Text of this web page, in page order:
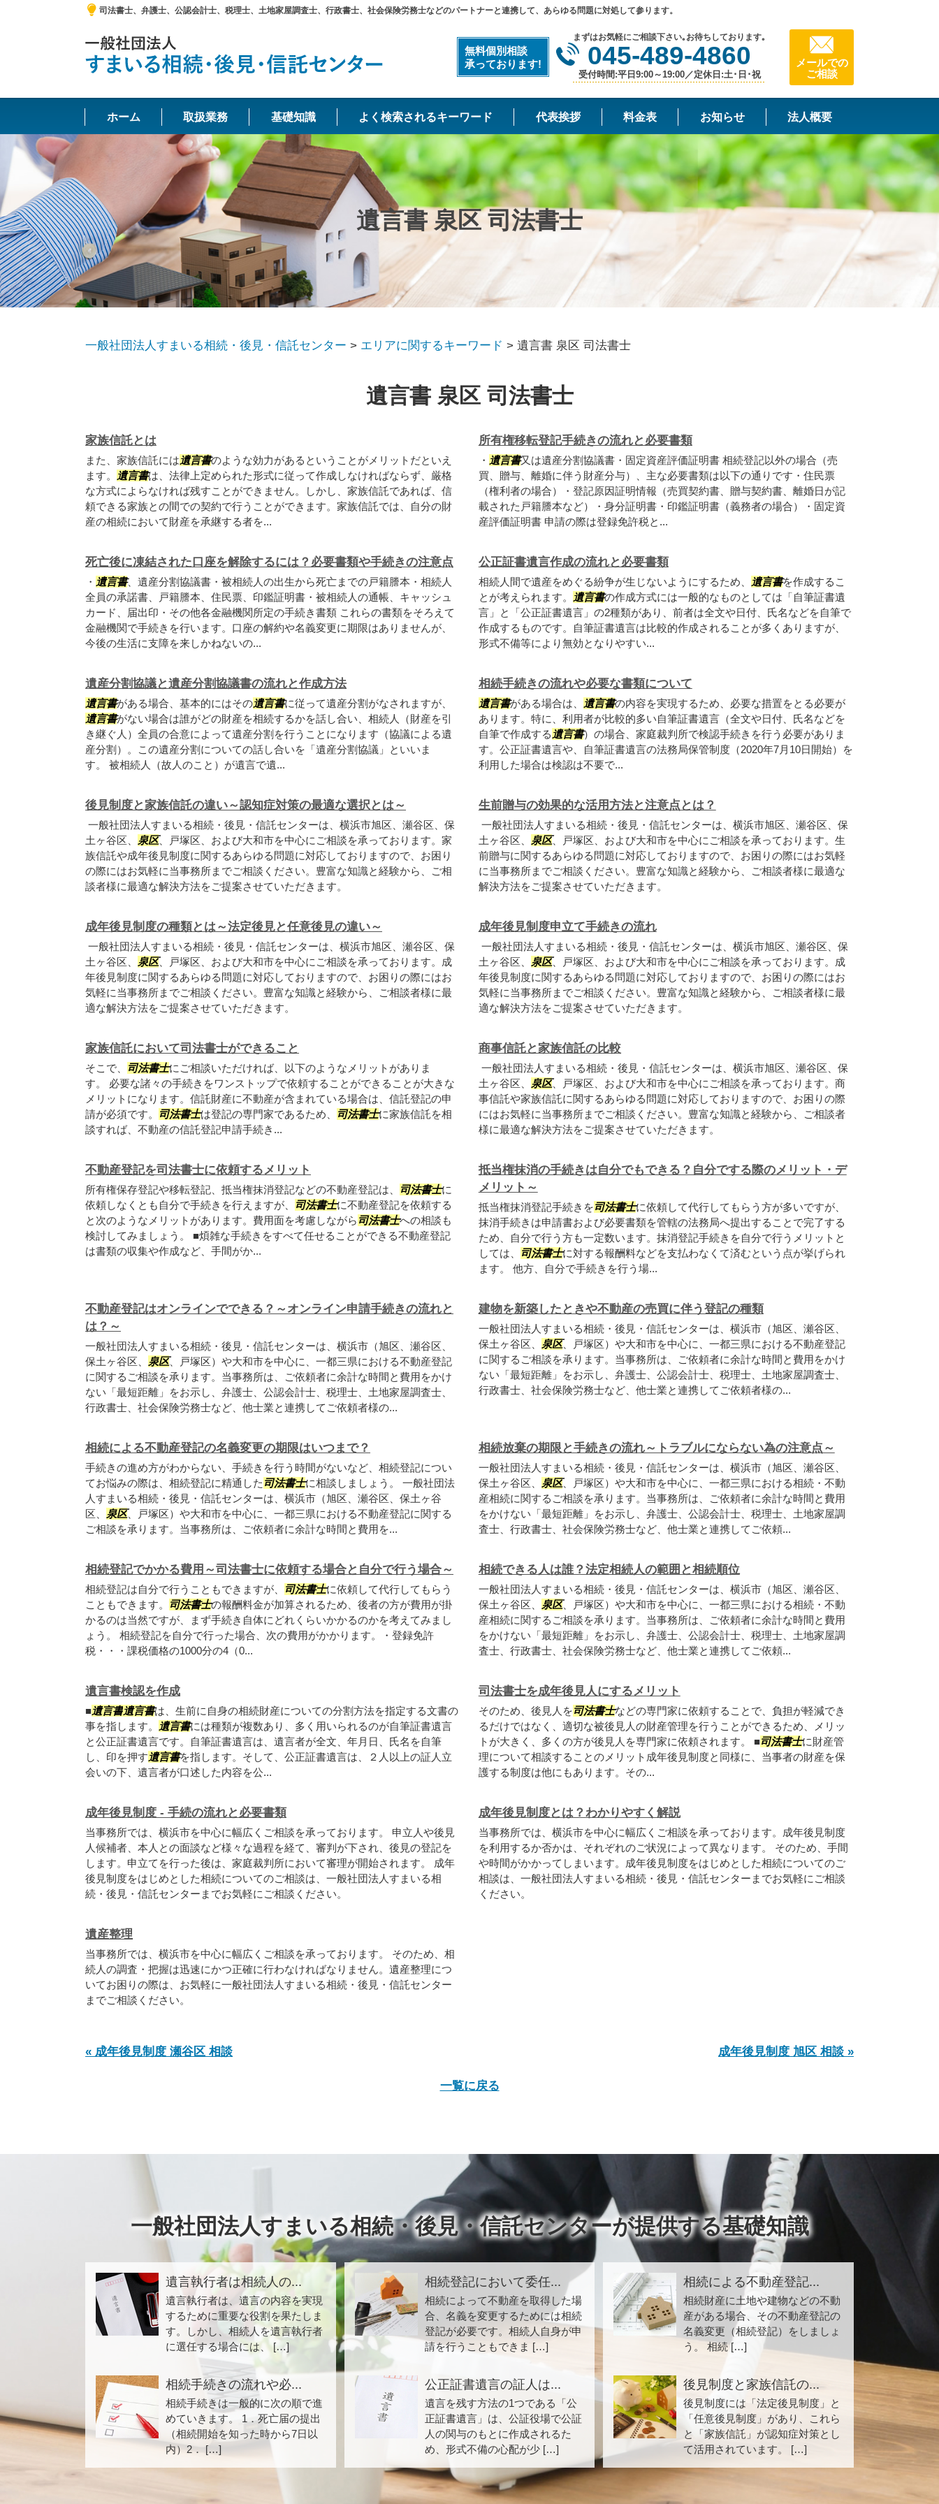
遺言書 泉区 司法書士
司法書士、弁護士、公認会計士、税理士、土地家屋調査士、行政書士、社会保険労務士などのパートナーと連携して、あらゆる問題に対処して参ります。
無料個別相談
承っております!
まずはお気軽にご相談下さい｡お待ちしております｡
045-489-4860
受付時間:平日9:00～19:00／定休日:土･日･祝
メールでの
ご相談
ホーム 取扱業務 基礎知識 よく検索されるキーワード 代表挨拶 料金表 お知らせ 法人概要
一般社団法人すまいる相続・後見・信託センター > エリアに関するキーワード > 遺言書 泉区 司法書士
遺言書 泉区 司法書士
家族信託とは
また、家族信託には遺言書のような効力があるということがメリットだといえ
ます。
遺言書は、法律上定められた形式に従って作成しなければならず、厳格
な方式によらなければ残すことができません。しかし、家族信託であれば、信
頼できる家族との間での契約で行うことができます。家族信託では、自分の財
産の相続において財産を承継する者を...
所有権移転登記手続きの流れと必要書類
・ 遺言書又は遺産分割協議書・固定資産評価証明書 相続登記以外の場合（売
買、贈与、離婚に伴う財産分与）、主な必要書類は以下の通りです・住民票
（権利者の場合）・登記原因証明情報（売買契約書、贈与契約書、離婚日が記
載された戸籍謄本など）・身分証明書・印鑑証明書（義務者の場合）・固定資
産評価証明書 申請の際は登録免許税と...
死亡後に凍結された口座を解除するには？必要書類や手続きの注意点
・ 遺言書、遺産分割協議書・被相続人の出生から死亡までの戸籍謄本・相続人
全員の承諾書、戸籍謄本、住民票、印鑑証明書・被相続人の通帳、キャッシュ
カード、届出印・その他各金融機関所定の手続き書類 これらの書類をそろえて
金融機関で手続きを行います。口座の解約や名義変更に期限はありませんが、
今後の生活に支障を来しかねないの...
公正証書遺言作成の流れと必要書類
相続人間で遺産をめぐる紛争が生じないようにするため、 遺言書を作成するこ
とが考えられます。
遺言書の作成方式には一般的なものとしては「自筆証書遺
言」と「公正証書遺言」の2種類があり、前者は全文や日付、氏名などを自筆で
作成するものです。自筆証書遺言は比較的作成されることが多くありますが、
形式不備等により無効となりやすい...
遺産分割協議と遺産分割協議書の流れと作成方法
遺言書がある場合、基本的にはその遺言書に従って遺産分割がなされますが、
遺言書がない場合は誰がどの財産を相続するかを話し合い、相続人（財産を引
き継ぐ人）全員の合意によって遺産分割を行うことになります（協議による遺
産分割）。この遺産分割についての話し合いを「遺産分割協議」といいま
す。 被相続人（故人のこと）が遺言で遺...
相続手続きの流れや必要な書類について
遺言書がある場合は、 遺言書の内容を実現するため、必要な措置をとる必要が
あります。特に、利用者が比較的多い自筆証書遺言（全文や日付、氏名などを
自筆で作成する 遺言書）の場合、家庭裁判所で検認手続きを行う必要がありま
す。公正証書遺言や、自筆証書遺言の法務局保管制度（2020年7月10日開始）を
利用した場合は検認は不要で...
後見制度と家族信託の違い～認知症対策の最適な選択とは～
一般社団法人すまいる相続・後見・信託センターは、横浜市旭区、瀬谷区、保
土ヶ谷区、
泉区、戸塚区、および大和市を中心にご相談を承っております。家
族信託や成年後見制度に関するあらゆる問題に対応しておりますので、お困り
の際にはお気軽に当事務所までご相談ください。豊富な知識と経験から、ご相
談者様に最適な解決方法をご提案させていただきます。
生前贈与の効果的な活用方法と注意点とは？
一般社団法人すまいる相続・後見・信託センターは、横浜市旭区、瀬谷区、保
土ヶ谷区、
泉区、戸塚区、および大和市を中心にご相談を承っております。生
前贈与に関するあらゆる問題に対応しておりますので、お困りの際にはお気軽
に当事務所までご相談ください。豊富な知識と経験から、ご相談者様に最適な
解決方法をご提案させていただきます。
成年後見制度の種類とは～法定後見と任意後見の違い～
一般社団法人すまいる相続・後見・信託センターは、横浜市旭区、瀬谷区、保
土ヶ谷区、
泉区、戸塚区、および大和市を中心にご相談を承っております。成
年後見制度に関するあらゆる問題に対応しておりますので、お困りの際にはお
気軽に当事務所までご相談ください。豊富な知識と経験から、ご相談者様に最
適な解決方法をご提案させていただきます。
成年後見制度申立て手続きの流れ
一般社団法人すまいる相続・後見・信託センターは、横浜市旭区、瀬谷区、保
土ヶ谷区、
泉区、戸塚区、および大和市を中心にご相談を承っております。成
年後見制度に関するあらゆる問題に対応しておりますので、お困りの際にはお
気軽に当事務所までご相談ください。豊富な知識と経験から、ご相談者様に最
適な解決方法をご提案させていただきます。
家族信託において司法書士ができること
そこで、 司法書士にご相談いただければ、以下のようなメリットがありま
す。 必要な諸々の手続きをワンストップで依頼することができることが大きな
メリットになります。信託財産に不動産が含まれている場合は、信託登記の申
請が必須です。
司法書士は登記の専門家であるため、 司法書士に家族信託を相
談すれば、不動産の信託登記申請手続き...
商事信託と家族信託の比較
一般社団法人すまいる相続・後見・信託センターは、横浜市旭区、瀬谷区、保
土ヶ谷区、
泉区、戸塚区、および大和市を中心にご相談を承っております。商
事信託や家族信託に関するあらゆる問題に対応しておりますので、お困りの際
にはお気軽に当事務所までご相談ください。豊富な知識と経験から、ご相談者
様に最適な解決方法をご提案させていただきます。
不動産登記を司法書士に依頼するメリット
所有権保存登記や移転登記、抵当権抹消登記などの不動産登記は、 司法書士に
依頼しなくとも自分で手続きを行えますが、
司法書士に不動産登記を依頼する
と次のようなメリットがあります。費用面を考慮しながら 司法書士への相談も
検討してみましょう。 ■煩雑な手続きをすべて任せることができる不動産登記
は書類の収集や作成など、手間がか...
抵当権抹消の手続きは自分でもできる？自分でする際のメリット・デ
メリット～
抵当権抹消登記手続きを司法書士に依頼して代行してもらう方が多いですが、
抹消手続きは申請書および必要書類を管轄の法務局へ提出することで完了する
ため、自分で行う方も一定数います。抹消登記手続きを自分で行うメリットと
しては、
司法書士に対する報酬料などを支払わなくて済むという点が挙げられ
ます。 他方、自分で手続きを行う場...
不動産登記はオンラインでできる？～オンライン申請手続きの流れと
は？～
一般社団法人すまいる相続・後見・信託センターは、横浜市（旭区、瀬谷区、
保土ヶ谷区、
泉区、戸塚区）や大和市を中心に、一都三県における不動産登記
に関するご相談を承ります。当事務所は、ご依頼者に余計な時間と費用をかけ
ない「最短距離」をお示し、弁護士、公認会計士、税理士、土地家屋調査士、
行政書士、社会保険労務士など、他士業と連携してご依頼者様の...
建物を新築したときや不動産の売買に伴う登記の種類
一般社団法人すまいる相続・後見・信託センターは、横浜市（旭区、瀬谷区、
保土ヶ谷区、
泉区、戸塚区）や大和市を中心に、一都三県における不動産登記
に関するご相談を承ります。当事務所は、ご依頼者に余計な時間と費用をかけ
ない「最短距離」をお示し、弁護士、公認会計士、税理士、土地家屋調査士、
行政書士、社会保険労務士など、他士業と連携してご依頼者様の...
相続による不動産登記の名義変更の期限はいつまで？
手続きの進め方がわからない、手続きを行う時間がないなど、相続登記につい
てお悩みの際は、相続登記に精通した 司法書士に相談しましょう。 一般社団法
人すまいる相続・後見・信託センターは、横浜市（旭区、瀬谷区、保土ヶ谷
区、
泉区、戸塚区）や大和市を中心に、一都三県における不動産登記に関する
ご相談を承ります。当事務所は、ご依頼者に余計な時間と費用を...
相続放棄の期限と手続きの流れ～トラブルにならない為の注意点～
一般社団法人すまいる相続・後見・信託センターは、横浜市（旭区、瀬谷区、
保土ヶ谷区、
泉区、戸塚区）や大和市を中心に、一都三県における相続・不動
産相続に関するご相談を承ります。当事務所は、ご依頼者に余計な時間と費用
をかけない「最短距離」をお示し、弁護士、公認会計士、税理士、土地家屋調
査士、行政書士、社会保険労務士など、他士業と連携してご依頼...
相続登記でかかる費用～司法書士に依頼する場合と自分で行う場合～
相続登記は自分で行うこともできますが、 司法書士に依頼して代行してもらう
こともできます。
司法書士の報酬料金が加算されるため、後者の方が費用が掛
かるのは当然ですが、まず手続き自体にどれくらいかかるのかを考えてみまし
ょう。 相続登記を自分で行った場合、次の費用がかかります。・登録免許
税・・・課税価格の1000分の4（0...
相続できる人は誰？法定相続人の範囲と相続順位
一般社団法人すまいる相続・後見・信託センターは、横浜市（旭区、瀬谷区、
保土ヶ谷区、
泉区、戸塚区）や大和市を中心に、一都三県における相続・不動
産相続に関するご相談を承ります。当事務所は、ご依頼者に余計な時間と費用
をかけない「最短距離」をお示し、弁護士、公認会計士、税理士、土地家屋調
査士、行政書士、社会保険労務士など、他士業と連携してご依頼...
遺言書検認を作成
■遺言書遺言書は、生前に自身の相続財産についての分割方法を指定する文書の
事を指します。
遺言書には種類が複数あり、多く用いられるのが自筆証書遺言
と公正証書遺言です。自筆証書遺言は、遺言者が全文、年月日、氏名を自筆
し、印を押す遺言書を指します。そして、公正証書遺言は、２人以上の証人立
会いの下、遺言者が口述した内容を公...
司法書士を成年後見人にするメリット
そのため、後見人を司法書士などの専門家に依頼することで、負担が軽減でき
るだけではなく、適切な被後見人の財産管理を行うことができるため、メリッ
トが大きく、多くの方が後見人を専門家に依頼されます。 ■司法書士に財産管
理について相談することのメリット成年後見制度と同様に、当事者の財産を保
護する制度は他にもあります。その...
成年後見制度 - 手続の流れと必要書類
当事務所では、横浜市を中心に幅広くご相談を承っております。 申立人や後見
人候補者、本人との面談など様々な過程を経て、審判が下され、後見の登記を
します。申立てを行った後は、家庭裁判所において審理が開始されます。 成年
後見制度をはじめとした相続についてのご相談は、一般社団法人すまいる相
続・後見・信託センターまでお気軽にご相談ください。
成年後見制度とは？わかりやすく解説
当事務所では、横浜市を中心に幅広くご相談を承っております。成年後見制度
を利用するか否かは、それぞれのご状況によって異なります。 そのため、手間
や時間がかかってしまいます。成年後見制度をはじめとした相続についてのご
相談は、一般社団法人すまいる相続・後見・信託センターまでお気軽にご相談
ください。
遺産整理
当事務所では、横浜市を中心に幅広くご相談を承っております。 そのため、相
続人の調査・把握は迅速にかつ正確に行わなければなりません。遺産整理につ
いてお困りの際は、お気軽に一般社団法人すまいる相続・後見・信託センター
までご相談ください。
« 成年後見制度 瀬谷区 相談 成年後見制度 旭区 相談 »
一覧に戻る
一般社団法人すまいる相続・後見・信託センターが提供する基礎知識
遺言執行者は相続人の...
遺言執行者は、遺言の内容を実現
するために重要な役割を果たしま
す。しかし、相続人を遺言執行者
に選任する場合には、 […]
相続登記において委任...
相続によって不動産を取得した場
合、名義を変更するためには相続
登記が必要です。相続人自身が申
請を行うこともできま […]
相続による不動産登記...
相続財産に土地や建物などの不動
産がある場合、その不動産登記の
名義変更（相続登記）をしましょ
う。 相続 […]
相続手続きの流れや必...
相続手続きは一般的に次の順で進
めていきます。 1．死亡届の提出
（相続開始を知った時から7日以
内）2． […]
公正証書遺言の証人は...
遺言を残す方法の1つである「公
正証書遺言」は、公証役場で公証
人の関与のもとに作成されるた
め、形式不備の心配が少 […]
後見制度と家族信託の...
後見制度には「法定後見制度」と
「任意後見制度」があり、これら
と「家族信託」が認知症対策とし
て活用されています。 […]